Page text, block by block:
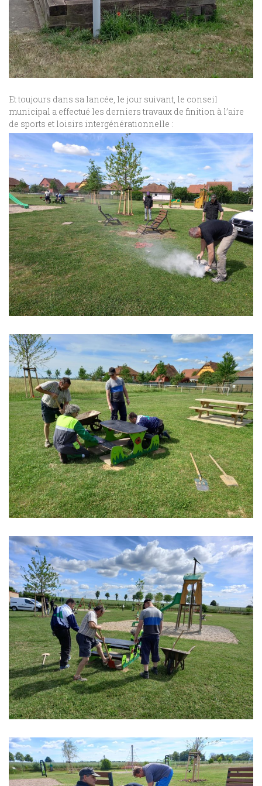
Et toujours dans sa lancée, le jour suivant, le conseil
municipal a effectué les derniers travaux de finition à l’aire
de sports et loisirs intergénérationnelle :